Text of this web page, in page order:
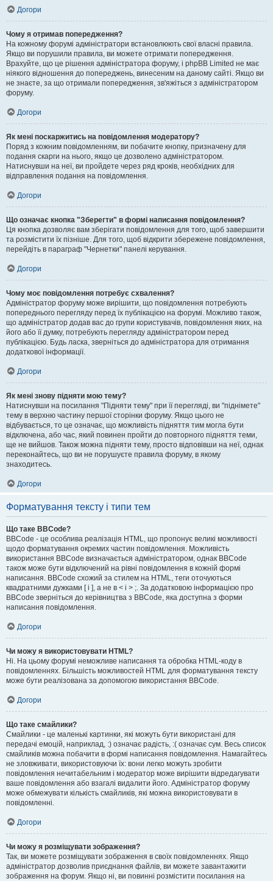
Догори
Чому я отримав попередження?
На кожному форумі адміністратори встановлюють свої власні правила.
Якщо ви порушили правила, ви можете отримати попередження.
Врахуйте, що це рішення адміністратора форуму, і phpBB Limited не має
ніякого відношення до попереджень, винесеним на даному сайті. Якщо ви
не знаєте, за що отримали попередження, зв'яжіться з адміністратором
форуму.
Догори
Як мені поскаржитись на повідомлення модератору?
Поряд з кожним повідомленням, ви побачите кнопку, призначену для
подання скарги на нього, якщо це дозволено адміністратором.
Натиснувши на неї, ви пройдете через ряд кроків, необхідних для
відправлення подання на повідомлення.
Догори
Що означає кнопка "Зберегти" в формі написання повідомлення?
Ця кнопка дозволяє вам зберігати повідомлення для того, щоб завершити
та розмістити їх пізніше. Для того, щоб відкрити збережене повідомлення,
перейдіть в параграф "Чернетки" панелі керування.
Догори
Чому моє повідомлення потребує схвалення?
Адміністратор форуму може вирішити, що повідомлення потребують
попереднього перегляду перед їх публікацією на форумі. Можливо також,
що адміністратор додав вас до групи користувачів, повідомлення яких, на
його або її думку, потребують перегляду адміністратором перед
публікацією. Будь ласка, зверніться до адміністратора для отримання
додаткової інформації.
Догори
Як мені знову підняти мою тему?
Натиснувши на посилання "Підняти тему" при її перегляді, ви "піднімете"
тему в верхню частину першої сторінки форуму. Якщо цього не
відбувається, то це означає, що можливість підняття тим могла бути
відключена, або час, який повинен пройти до повторного підняття теми,
ще не вийшов. Також можна підняти тему, просто відповівши на неї, однак
переконайтесь, що ви не порушуєте правила форуму, в якому
знаходитесь.
Догори
Форматування тексту і типи тем
Що таке BBCode?
BBCode - це особлива реалізація HTML, що пропонує великі можливості
щодо форматування окремих частин повідомлення. Можливість
використання BBCode визначається адміністратором, однак BBCode
також може бути відключений на рівні повідомлення в кожній формі
написання. BBCode схожий за стилем на HTML, теги оточуються
квадратними дужками [ і ], а не в < і > ;. За додатковою інформацією про
BBCode зверніться до керівництва з BBCode, яка доступна з форми
написання повідомлення.
Догори
Чи можу я використовувати HTML?
Ні. На цьому форумі неможливе написання та обробка HTML-коду в
повідомленнях. Більшість можливостей HTML для форматування тексту
може бути реалізована за допомогою використання BBCode.
Догори
Що таке смайлики?
Смайлики - це маленькі картинки, які можуть бути використані для
передачі емоцій, наприклад, :) означає радість, :( означає сум. Весь список
смайликів можна побачити в формі написання повідомлення. Намагайтесь
не зловживати, використовуючи їх: вони легко можуть зробити
повідомлення нечитабельним і модератор може вирішити відредагувати
ваше повідомлення або взагалі видалити його. Адміністратор форуму
може обмежувати кількість смайликів, які можна використовувати в
повідомленні.
Догори
Чи можу я розміщувати зображення?
Так, ви можете розміщувати зображення в своїх повідомленнях. Якщо
адміністратор дозволив приєднання файлів, ви можете завантажити
зображення на форум. Якщо ні, ви повинні розмістити посилання на